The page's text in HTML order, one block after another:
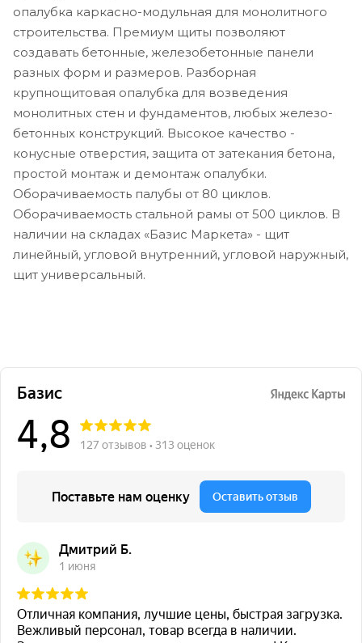
опалубка каркасно-модульная для монолитного
строительства. Премиум щиты позволяют
создавать бетонные, железобетонные панели
разных форм и размеров. Разборная
крупнощитовая опалубка для возведения
монолитных стен и фундаментов, любых железо-
бетонных конструкций. Высокое качество -
конусные отверстия, защита от затекания бетона,
простой монтаж и демонтаж опалубки.
Оборачиваемость палубы от 80 циклов.
Оборачиваемость стальной рамы от 500 циклов. В
наличии на складах «Базис Маркета» - щит
линейный, угловой внутренний, угловой наружный,
щит универсальный.